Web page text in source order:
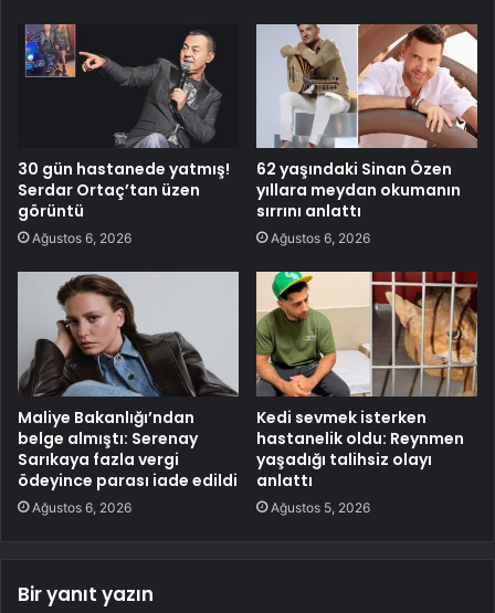
30 gün hastanede yatmış!
Serdar Ortaç’tan üzen
görüntü
Ağustos 6, 2026
62 yaşındaki Sinan Özen
yıllara meydan okumanın
sırrını anlattı
Ağustos 6, 2026
Maliye Bakanlığı’ndan
belge almıştı: Serenay
Sarıkaya fazla vergi
ödeyince parası iade edildi
Ağustos 6, 2026
Kedi sevmek isterken
hastanelik oldu: Reynmen
yaşadığı talihsiz olayı
anlattı
Ağustos 5, 2026
Bir yanıt yazın